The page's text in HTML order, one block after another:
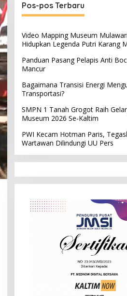
Pos-pos Terbaru
Video Mapping Museum
Hidupkan Legenda Putri Karang
Panduan Pasang Pelapis Anti
Mancur
Bagaimana Transisi Energi
Transportasi?
SMPN 1 Tanah Grogot Raih Gelar
Museum 2026 Se-Kaltim
PWI Kecam Hotman Paris,
Wartawan Dilindungi UU Pers